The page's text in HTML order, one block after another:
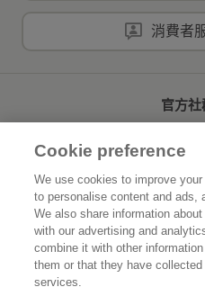
消費者
官方
首頁
可持續發展
品牌資訊
Cookie preference
We use cookies to improve
to personalise content and ads,
We also share information
with our advertising and
combine it with other
them or that they have
services.